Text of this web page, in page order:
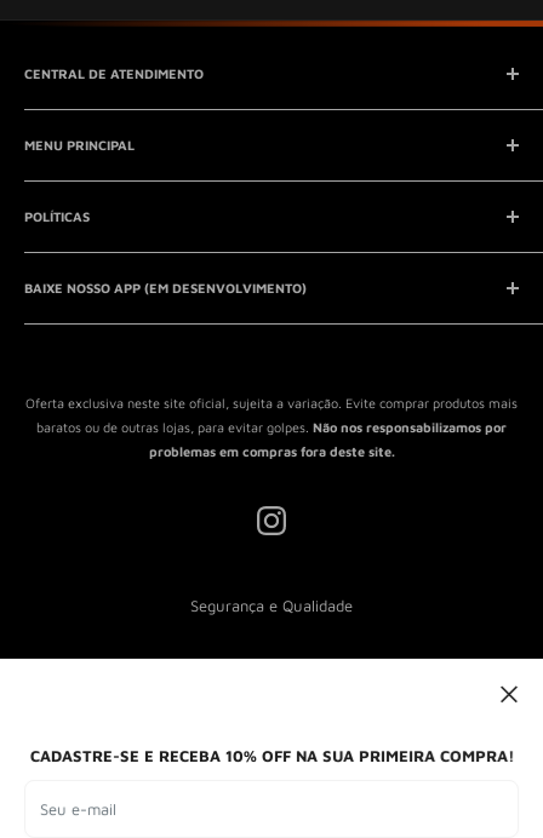
CADASTRE-SE E RECEBA 10% OFF NA SUA PRIMEIRA COMPRA!
Seu e-mail
CENTRAL DE ATENDIMENTO
E-mail:
Telefone:41 8761-7286
MENU PRINCIPAL
Início
Catálogo
Entrar em contato
QUEM SOMOS?
POLÍTICAS
Aviso Legal
Política de Privacidade
Política de Reembolso
Termos de Serviço
BAIXE NOSSO APP (EM DESENVOLVIMENTO)
Oferta exclusiva neste site oficial, sujeita a variação. Evite comprar produtos mais
baratos ou de outras lojas, para evitar golpes. Não nos responsabilizamos por
problemas em compras fora deste site.
Segurança e Qualidade